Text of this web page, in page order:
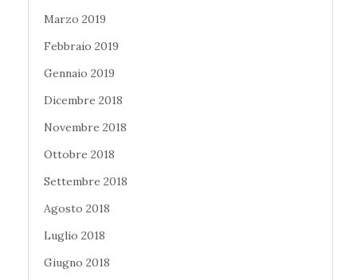
Marzo 2019
Febbraio 2019
Gennaio 2019
Dicembre 2018
Novembre 2018
Ottobre 2018
Settembre 2018
Agosto 2018
Luglio 2018
Giugno 2018